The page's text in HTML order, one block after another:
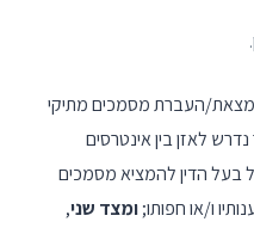
העברת מסמכים מתיקי
לאזן בין אינטרסים
בעל הדין להמציא מסמכים
ו/או חפותו;ומצד שני,